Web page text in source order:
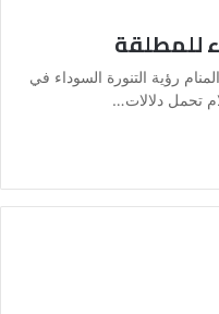
للمطلقة
رؤية التنورة السوداء في
تحمل دلالات…